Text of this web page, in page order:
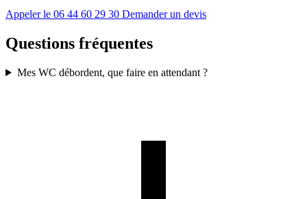
Appeler le 06 44 60 29 30 Demander un devis
Questions fréquentes
Mes WC débordent, que faire en attendant ?